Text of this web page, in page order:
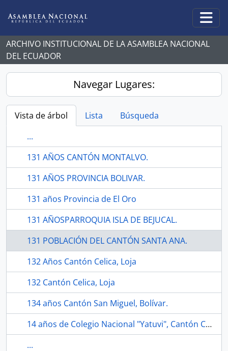
ARCHIVO INSTITUCIONAL DE LA ASAMBLEA NACIONAL
DEL ECUADOR
Navegar Lugares:
Vista de árbol Lista
Búsqueda
...
131 AÑOS CANTÓN MONTALVO.
131 AÑOS PROVINCIA BOLIVAR.
131 años Provincia de El Oro
131 AÑOSPARROQUIA ISLA DE BEJUCAL.
131 POBLACIÓN DEL CANTÓN SANTA ANA.
132 Años Cantón Celica, Loja
132 Cantón Celica, Loja
134 años Cantón San Miguel, Bolívar.
14 años de Colegio Nacional "Yatuvi", Cantón Caluma, Bolivar.
...